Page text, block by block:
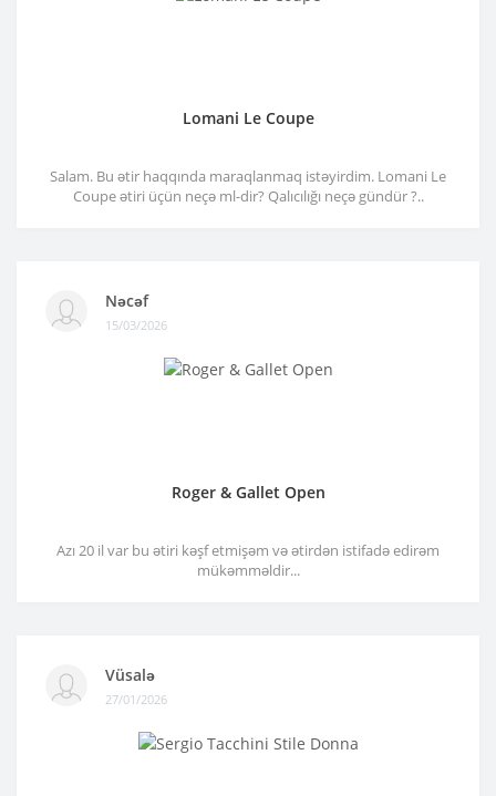
Lomani Le Coupe
Salam. Bu ətir haqqında maraqlanmaq istəyirdim. Lomani Le
Coupe ətiri üçün neçə ml-dir? Qalıcılığı neçə gündür ?..
Nəcəf
15/03/2026
Roger & Gallet Open
Azı 20 il var bu ətiri kəşf etmişəm və ətirdən istifadə edirəm
mükəmməldir...
Vüsalə
27/01/2026